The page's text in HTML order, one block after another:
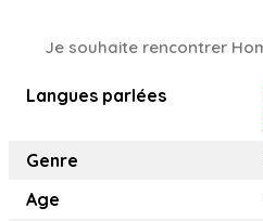
Je souhaite rencontrer
Langues parlées
Genre
Age